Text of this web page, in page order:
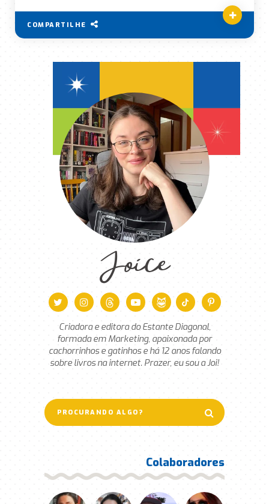
COMPARTILHE
Joice
Criadora e editora do Estante Diagonal,
formada em Marketing, apaixonada por
cachorrinhos e gatinhos e há 12 anos falando
sobre livros na internet. Prazer, eu sou a Joi!
Colaboradores